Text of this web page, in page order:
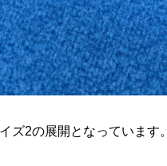
ズ2の展開となっています。